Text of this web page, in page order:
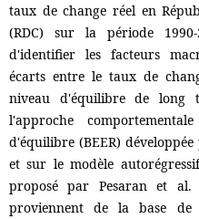
taux de change réel en
(RDC) sur la période
d'identifier les facteurs
écarts entre le taux de
niveau d'équilibre de long
l'approche
d'équilibre (BEER)
et sur le modèle
proposé par Pesaran et al.
proviennent de la base de